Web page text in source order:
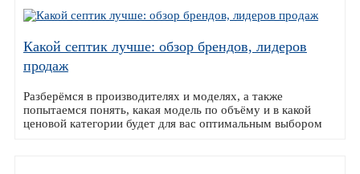
Какой септик лучше: обзор брендов, лидеров
продаж
Разберёмся в производителях и моделях, а также
попытаемся понять, какая модель по объёму и в какой
ценовой категории будет для вас оптимальным выбором